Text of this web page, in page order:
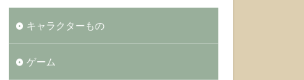
キャラクターもの
ゲーム